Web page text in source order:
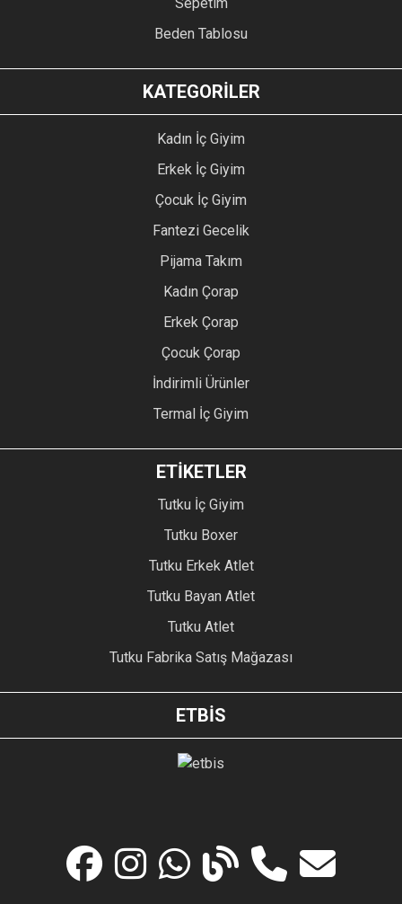
Beden Tablosu
KATEGORİLER
Kadın İç Giyim
Erkek İç Giyim
Çocuk İç Giyim
Fantezi Gecelik
Pijama Takım
Kadın Çorap
Erkek Çorap
Çocuk Çorap
İndirimli Ürünler
Termal İç Giyim
ETİKETLER
Tutku İç Giyim
Tutku Boxer
Tutku Erkek Atlet
Tutku Bayan Atlet
Tutku Atlet
Tutku Fabrika Satış Mağazası
ETBİS